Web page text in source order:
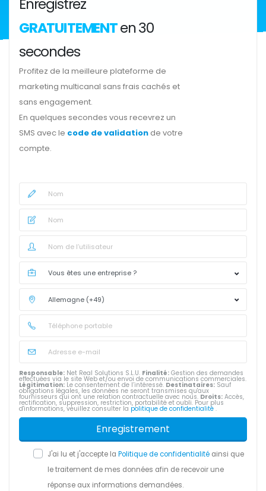
GRATUITEMENTen 30
secondes
Profitez de la meilleure plateforme de
marketing multicanal sans frais cachés et
sans engagement.
En quelques secondes vous recevrez un
SMS avec le code de validation de votre
compte.
Responsable: Net Real Solutions S.L.U. Finalité: Gestion des demandes
effectuées via le site Web et/ou envoi de communications commerciales.
Légitimation: Le consentement de l’intéressé. Destinataires: Sauf
obligations légales, les données ne seront transmises qu'aux
fournisseurs qui ont une relation contractuelle avec nous. Droits: Accès,
rectification, suppression, restriction, portabilité et oubli. Pour plus
d'informations, veuillez consulter la politique de confidentialité .
Enregistrement
J'ai lu et j'accepte la Politique de confidentialité ainsi que
le traitement de mes données afin de recevoir une
réponse aux informations demandées.